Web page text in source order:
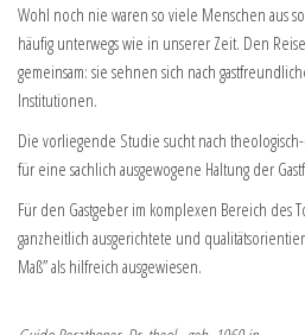
Wohl noch nie waren so viele Menschen aus
häufig unterwegs wie in unserer Zeit. Den
gemeinsam: sie sehnen sich nach
Institutionen.
Die vorliegende Studie sucht nach
für eine sachlich ausgewogene Haltung der
Für den Gastgeber im komplexen Bereich des
ganzheitlich ausgerichtete und
Maß” als hilfreich ausgewiesen.